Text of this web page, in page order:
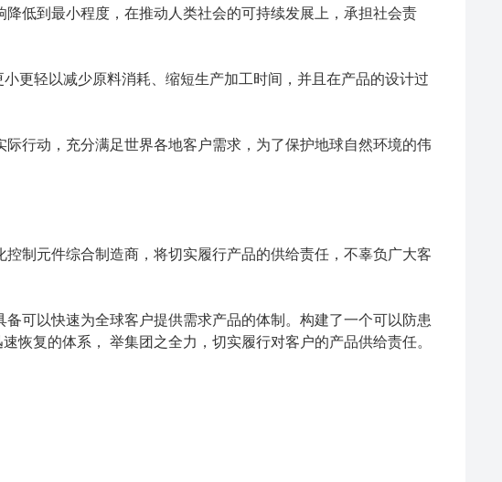
低到最小程度，在推动人类社会的可持续发展上，承担社会责
更轻以减少原料消耗、缩短生产加工时间，并且在产品的设计过
行动，充分满足世界各地客户需求，为了保护地球自然环境的伟
制元件综合制造商，将切实履行产品的供给责任，不辜负广大客
可以快速为全球客户提供需求产品的体制。构建了一个可以防患
恢复的体系， 举集团之全力，切实履行对客户的产品供给责任。